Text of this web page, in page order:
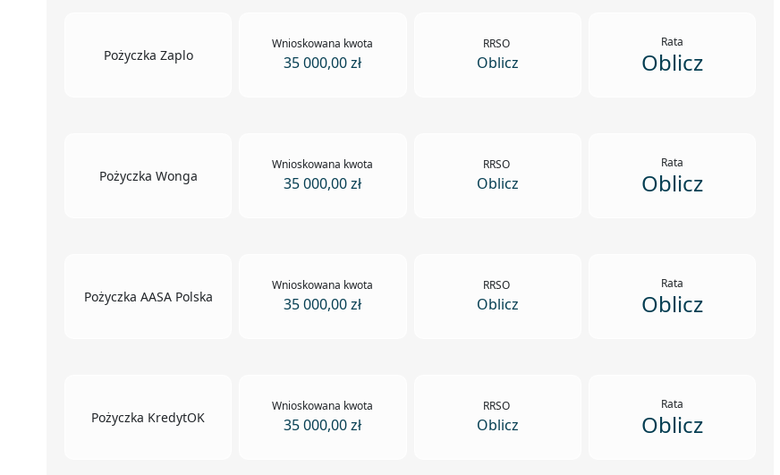
Pożyczka Zaplo
Wnioskowana kwota
35 000,00 zł
RRSO
Oblicz
Rata
Oblicz
Pożyczka Wonga
Wnioskowana kwota
35 000,00 zł
RRSO
Oblicz
Rata
Oblicz
Pożyczka AASA Polska
Wnioskowana kwota
35 000,00 zł
RRSO
Oblicz
Rata
Oblicz
Pożyczka KredytOK
Wnioskowana kwota
35 000,00 zł
RRSO
Oblicz
Rata
Oblicz